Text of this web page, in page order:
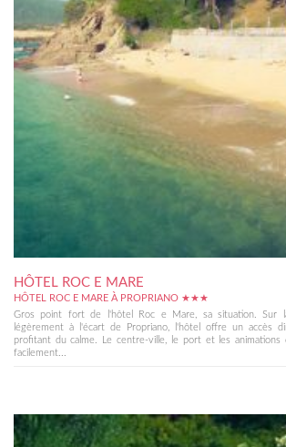
HÔTEL ROC E MARE
HÔTEL ROC E MARE À PROPRIANO ★★★
Gros point fort de l'hôtel Roc e Mare, sa situation. Sur
légèrement à l'écart de Propriano, l'hôtel offre un accès
profitant du calme. Le centre-ville, le port et les animations
facilement...